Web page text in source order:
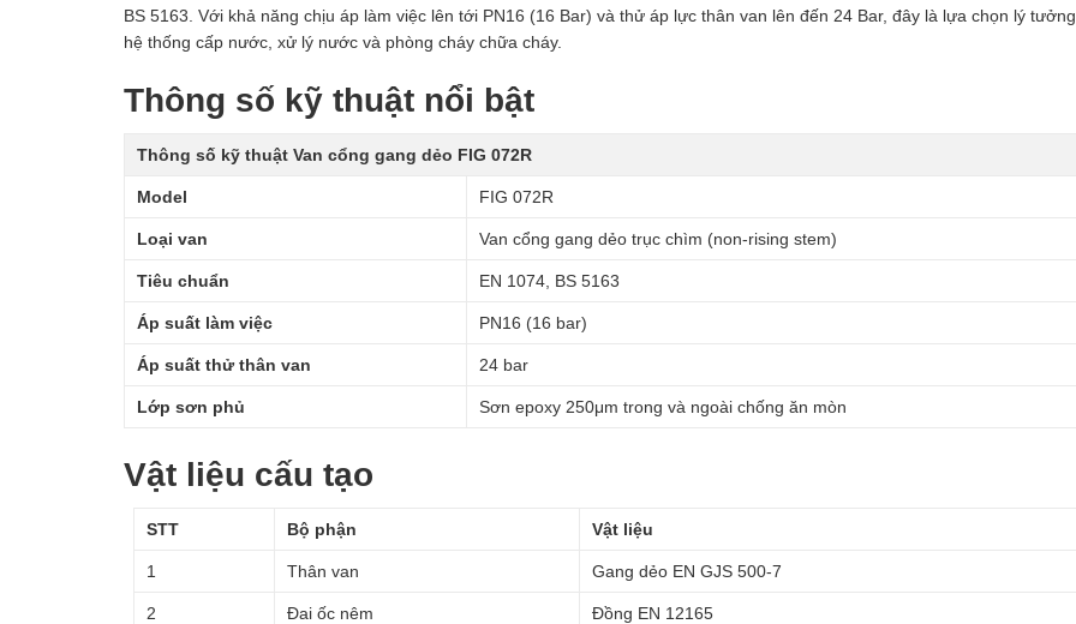
BS 5163. Với khả năng chịu áp làm việc lên tới PN16 (16 Bar) và thử áp lực thân van lên đến 24 Bar, đây là lựa chọn lý
hệ thống cấp nước, xử lý nước và phòng cháy chữa cháy.
Thông số kỹ thuật nổi bật
Thông số kỹ thuật Van cổng gang dẻo FIG 072R
Model FIG 072R
Loại van Van cổng gang dẻo trục chìm (non-rising stem)
Tiêu chuẩn EN 1074, BS 5163
Áp suất làm việc PN16 (16 bar)
Áp suất thử thân van 24 bar
Lớp sơn phủ Sơn epoxy 250μm trong và ngoài chống ăn mòn
Vật liệu cấu tạo
STT Bộ phận Vật liệu
1 Thân van Gang dẻo EN GJS 500-7
2 Đai ốc nêm Đồng EN 12165